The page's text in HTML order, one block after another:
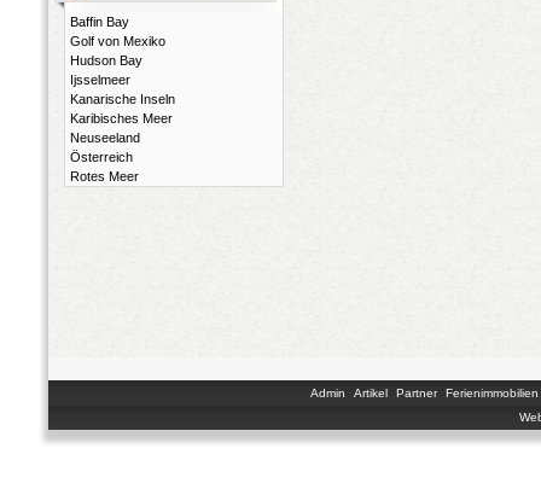
Baffin Bay
Golf von Mexiko
Hudson Bay
Ijsselmeer
Kanarische Inseln
Karibisches Meer
Neuseeland
Österreich
Rotes Meer
Admin Artikel Partner
Ferienimmobilien